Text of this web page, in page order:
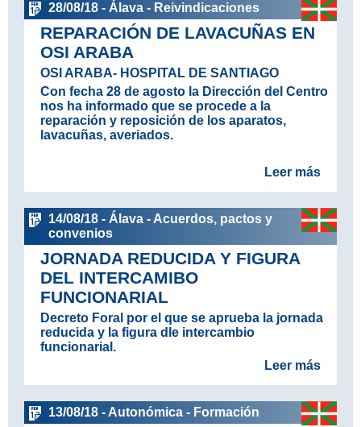
28/08/18 - Álava - Reivindicaciones
REPARACIÓN DE LAVACUÑAS EN
OSI ARABA
OSI ARABA- HOSPITAL DE SANTIAGO
Con fecha 28 de agosto la Dirección del Centro
nos ha informado que se procede a la
reparación y reposición de los aparatos,
lavacuñas, averiados.
Leer más
14/08/18 - Álava - Acuerdos, pactos y
convenios
JORNADA REDUCIDA Y FIGURA
DEL INTERCAMIBO
FUNCIONARIAL
Decreto Foral por el que se aprueba la jornada
reducida y la figura dle intercambio
funcionarial.
Leer más
13/08/18 - Autonómica - Formación